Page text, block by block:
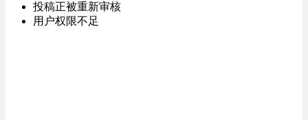
投稿正被重新审核
用户权限不足